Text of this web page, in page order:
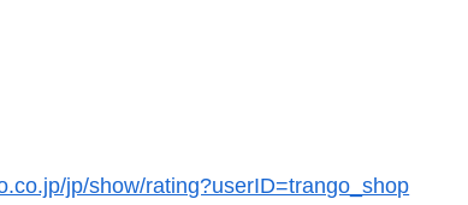
jp/show/rating?userID=trango_shop